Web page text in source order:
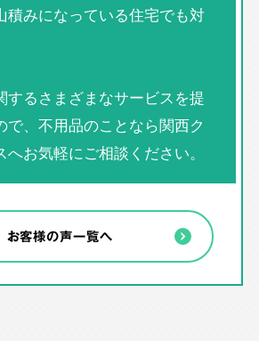
積みになっている住宅でも対
するさまざまなサービスを提
で、不用品のことなら関西ク
へお気軽にご相談ください。
お客様の声一覧へ